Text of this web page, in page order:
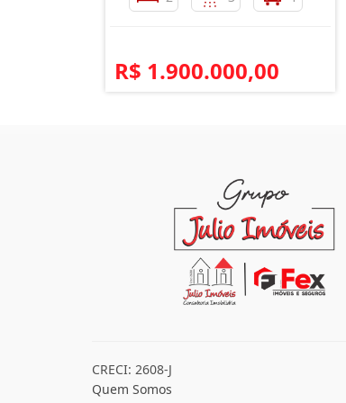
R$ 1.900.000,00